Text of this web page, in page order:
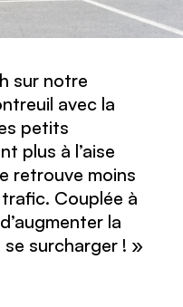
sur notre
avec la
petits
plus à l’aise
retrouve moins
Couplée à
la
surcharger ! »
testée et
: après
finale : une
plus
pour le
: livraison de
un vélo
ce qui est très
flotte est en
est très
pluie et pour